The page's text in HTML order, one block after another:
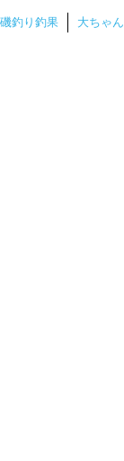
釣り釣果 大ちゃ